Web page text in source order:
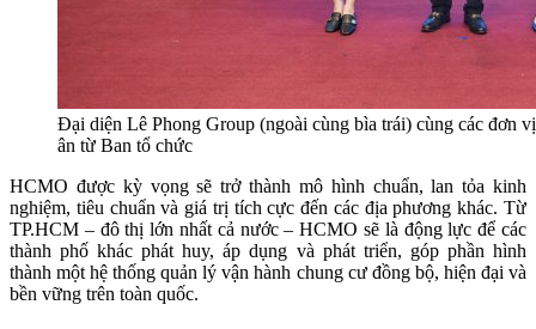
Đại diện Lê Phong Group (ngoài cùng bìa trái) cùng các đơn
ân từ Ban tổ chức
HCMO được kỳ vọng sẽ trở thành mô hình chuẩn, lan tỏa kinh
nghiệm, tiêu chuẩn và giá trị tích cực đến các địa phương khác. Từ
TP.HCM – đô thị lớn nhất cả nước – HCMO sẽ là động lực để các
thành phố khác phát huy, áp dụng và phát triển, góp phần hình
thành một hệ thống quản lý vận hành chung cư đồng bộ, hiện đại và
bền vững trên toàn quốc.